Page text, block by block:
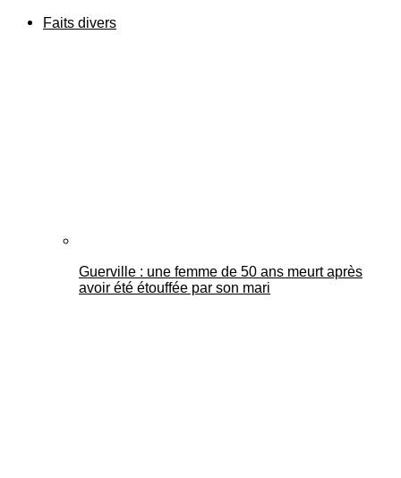
Faits divers
Guerville : une femme de 50 ans meurt après
avoir été étouffée par son mari